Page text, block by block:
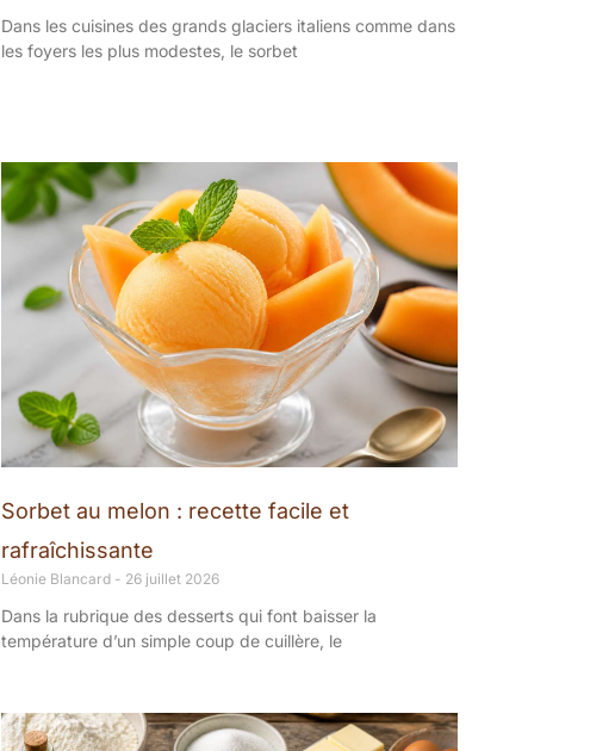
Dans les cuisines des grands glaciers italiens comme dans
les foyers les plus modestes, le sorbet
Sorbet au melon : recette facile et
rafraîchissante
Léonie Blancard 26 juillet 2026
Dans la rubrique des desserts qui font baisser la
température d’un simple coup de cuillère, le